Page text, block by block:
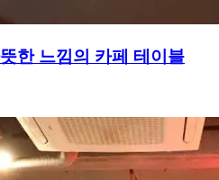
한 느낌의 카페 테이블